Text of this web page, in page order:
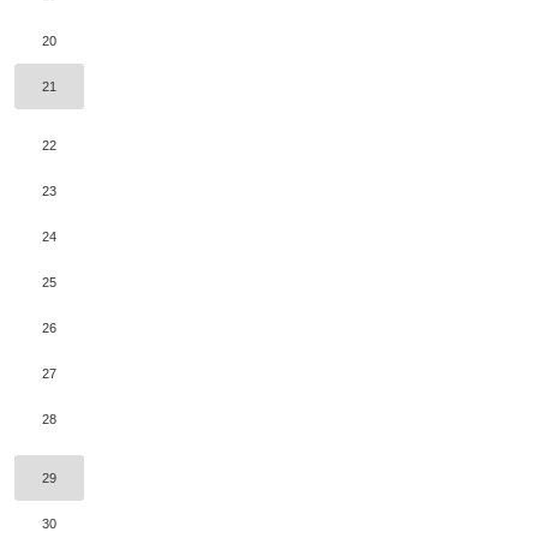
20
21
22
23
24
25
26
27
28
29
30